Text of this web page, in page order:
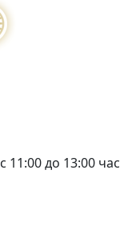
с 11:00 до 13:00